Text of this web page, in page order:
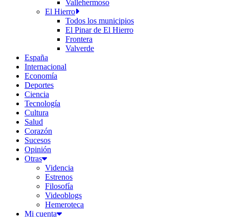
Vallehermoso
El Hierro
Todos los municipios
El Pinar de El Hierro
Frontera
Valverde
España
Internacional
Economía
Deportes
Ciencia
Tecnología
Cultura
Salud
Corazón
Sucesos
Opinión
Otras
Videncia
Estrenos
Filosofía
Videoblogs
Hemeroteca
Mi cuenta